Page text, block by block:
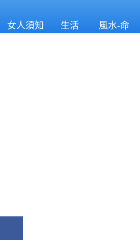
女人須知 生活
風水-命